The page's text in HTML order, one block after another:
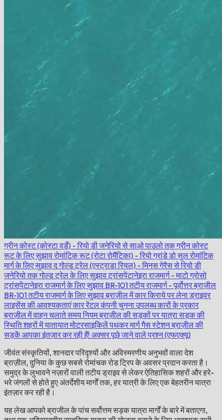
ग्रीन कोस्ट (कोस्टा वर्डे) - रियो डी जनेरियो से साओ पाउलो तकग्रीन कोस्ट
रूट के लिए सुझावरोमांटिक रूट (रोटा रोमैंटिका) - रियो ग्रांडे डो सुलरोमांटिक
मार्ग के लिए सुझावद गोल्ड ट्रेल (एस्ट्राडा रियल) - मिनस गेरैस से रियो डी
जनेरियो तकगोल्ड ट्रेल के लिए सुझावट्रांसपेंटानेइरा राजमार्ग - माटो ग्रोसो
ट्रांसपेंटानेइरा राजमार्ग के लिए सुझाव BR-101 तटीय राजमार्ग - पूर्वोत्तर ब्राज़ील
BR-101 तटीय राजमार्ग के लिए सुझावब्राज़ील में कार किराये पर लेनाड्राइवर
लाइसेंस की आवश्यकताएंकार रेंटल कंपनी चुननाउपलब्ध कारों के प्रकार
ब्राज़ील में वाहन चलाते समय नियमब्राज़ील की सड़कों पर यात्रासड़क की
स्थितिशहरों में यातायातमोटरसाइकिलेंपथकर मार्गगैस स्टेशनब्राज़ील की
सड़कें आपका इंतज़ार कर रही हैं!अक्सर पूछे जाने वाले प्रश्न (एफएक्यू)
जीवंत संस्कृतियों, शानदार परिदृश्यों और अविस्मरणीय अनुभवों वाला देश
ब्राज़ील, दुनिया के कुछ सबसे रोमांचक रोड ट्रिप के अवसर प्रदान करता है।
समुद्र के लुभावने नज़ारों वाली तटीय ड्राइव से लेकर ऐतिहासिक शहरों और हरे-
भरे जंगलों से होते हुए अंतर्देशीय मार्गों तक, हर यात्री के लिए एक बेहतरीन यात्रा
इंतज़ार कर रही है।
यह लेख आपको ब्राजील के पांच सर्वोत्तम सड़क यात्रा मार्गों के बारे में बताएगा,